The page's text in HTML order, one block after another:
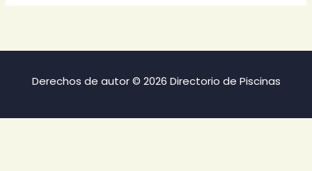
Derechos de autor © 2026 Directorio de Piscinas